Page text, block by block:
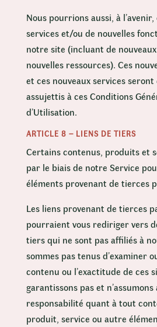
Nous pourrions aussi, à
services et/ou de nouvelles
notre site (incluant de
nouvelles ressources). Ces
et ces nouveaux services seront
assujettis à ces Conditions
d’Utilisation.
ARTICLE 8 – LIENS DE TIERS
Certains contenus, produits et
par le biais de notre Service
éléments provenant de tierces
Les liens provenant de tierces
pourraient vous rediriger vers
tiers qui ne sont pas affiliés à
sommes pas tenus d’examiner
contenu ou l’exactitude de ces
garantissons pas et n’assumons
responsabilité quant à tout
produit, service ou autre